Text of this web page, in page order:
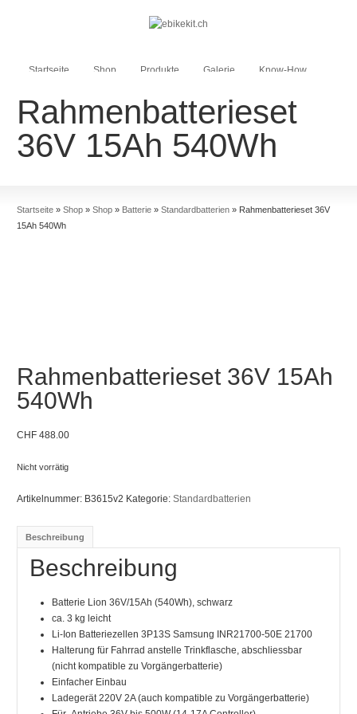
Startseite Shop Produkte Galerie Know-How
Blog
Rahmenbatterieset
36V 15Ah 540Wh
Startseite » Shop » Shop » Batterie » Standardbatterien » Rahmenbatterieset 36V
15Ah 540Wh
Rahmenbatterieset 36V 15Ah
540Wh
CHF 488.00
Nicht vorrätig
Artikelnummer: B3615v2 Kategorie:Standardbatterien
Beschreibung
Beschreibung
Batterie Lion 36V/15Ah (540Wh), schwarz
ca. 3 kg leicht
Li-Ion Batteriezellen 3P13S Samsung INR21700-50E 21700
Halterung für Fahrrad anstelle Trinkflasche, abschliessbar
(nicht kompatible zu Vorgängerbatterie)
Einfacher Einbau
Ladegerät 220V 2A (auch kompatible zu Vorgängerbatterie)